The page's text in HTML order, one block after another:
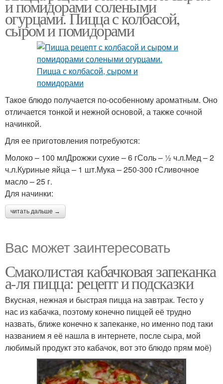
и помидорами солеными
огурцами. Пицца с колбасой,
сыром и помидорами
Такое блюдо получается по-особенному ароматным. Оно
отличается тонкой и нежной основой, а также сочной
начинкой.
Для ее приготовления потребуются:
Молоко – 100 млДрожжи сухие – 6 гСоль – ½ ч.л.Мед – 2
ч.л.Куриные яйца – 1 шт.Мука – 250-300 гСливочное
масло – 25 г.
Для начинки:
читать дальше →
Вас может заинтересовать
Смаколистая кабачковая запеканка
а-ля пицца: рецепт и подсказки
Вкусная, нежная и быстрая пицца на завтрак. Тесто у
нас из кабачка, поэтому конечно пиццей её трудно
назвать, ближе конечно к запеканке, но именно под таки
названием я её нашла в интернете, после сыра, мой
любимый продукт это кабачок, вот это блюдо прям моё)